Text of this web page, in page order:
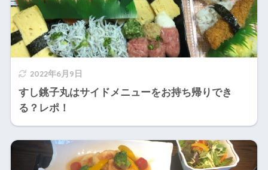
2022年6月9日
すし銚子丸はサイドメニューをお持ち帰りでき
る？レポ！